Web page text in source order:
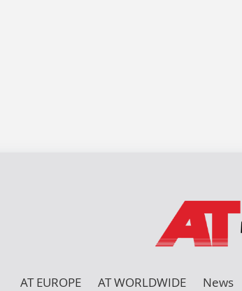
AT EUROPE AT WORLDWIDE News